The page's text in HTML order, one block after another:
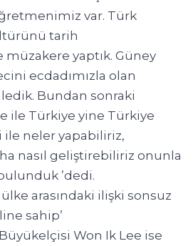
var. Türk
tarih
yaptık. Güney
ecdadımızla olan
Bundan sonraki
ile Türkiye yine Türkiye
ile neler yapabiliriz,
nasıl geliştirebiliriz onunla
’dedi.
arasındaki ilişki sonsuz
sahip’
Won Ik Lee ise